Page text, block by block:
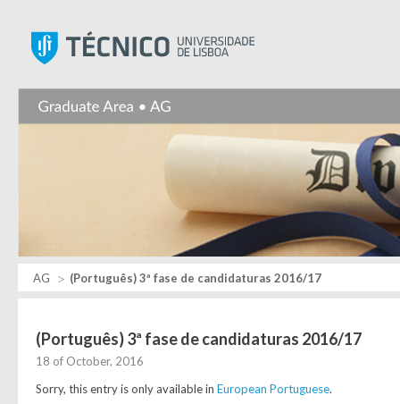
AG (Português) 3ª fase de candidaturas 2016/17
(Português) 3ª fase de candidaturas 2016/17
18 of October, 2016
Sorry, this entry is only available in European Portuguese.